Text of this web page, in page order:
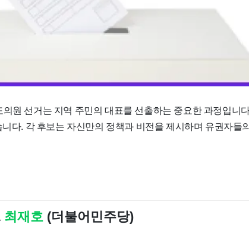
원 선거는 지역 주민의 대표를 선출하는 중요한 과정입니
다. 각 후보는 자신만의 정책과 비전을 제시하며 유권자들
최재호 (더불어민주당)